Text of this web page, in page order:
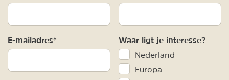
E-mailadres* Waar ligt je interesse?
Nederland
Europa